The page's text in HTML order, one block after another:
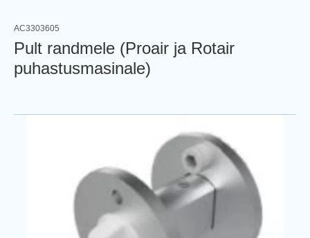
AC3303605
Pult randmele (Proair ja Rotair
puhastusmasinale)